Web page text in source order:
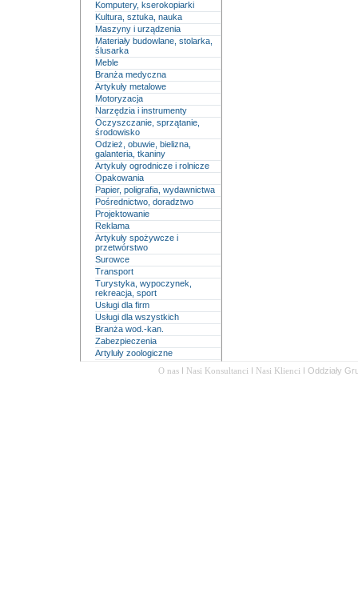
Komputery, kserokopiarki
Kultura, sztuka, nauka
Maszyny i urządzenia
Materiały budowlane, stolarka,
ślusarka
Meble
Branża medyczna
Artykuły metalowe
Motoryzacja
Narzędzia i instrumenty
Oczyszczanie, sprzątanie,
środowisko
Odzież, obuwie, bielizna,
galanteria, tkaniny
Artykuły ogrodnicze i rolnicze
Opakowania
Papier, poligrafia, wydawnictwa
Pośrednictwo, doradztwo
Projektowanie
Reklama
Artykuły spożywcze i
przetwórstwo
Surowce
Transport
Turystyka, wypoczynek,
rekreacja, sport
Usługi dla firm
Usługi dla wszystkich
Branża wod.-kan.
Zabezpieczenia
Artyluły zoologiczne
O nas I Nasi Konsultanci I Nasi Klienci I Oddziały